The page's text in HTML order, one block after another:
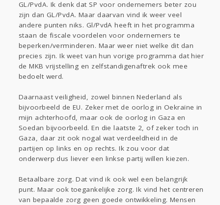
GL/PvdA. Ik denk dat SP voor ondernemers beter zou
zijn dan GL/PvdA. Maar daarvan vind ik weer veel
andere punten niks. Gl/PvdA heeft in het programma
staan de fiscale voordelen voor ondernemers te
beperken/verminderen. Maar weer niet welke dit dan
precies zijn. Ik weet van hun vorige programma dat hier
de MKB vrijstelling en zelfstandigenaftrek ook mee
bedoelt werd.
Daarnaast veiligheid, zowel binnen Nederland als
bijvoorbeeld de EU. Zeker met de oorlog in Oekraïne in
mijn achterhoofd, maar ook de oorlog in Gaza en
Soedan bijvoorbeeld. En die laatste 2, of zeker toch in
Gaza, daar zit ook nogal wat verdeeldheid in de
partijen op links en op rechts. Ik zou voor dat
onderwerp dus liever een linkse partij willen kiezen.
Betaalbare zorg. Dat vind ik ook wel een belangrijk
punt. Maar ook toegankelijke zorg. Ik vind het centreren
van bepaalde zorg geen goede ontwikkeling. Mensen